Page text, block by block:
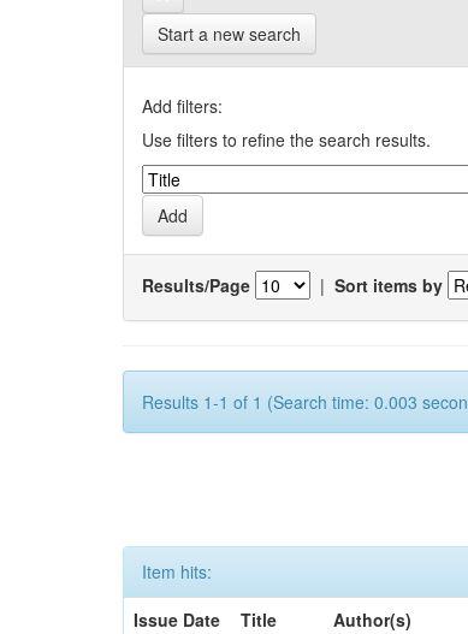
Start a new search
Add filters:
Use filters to refine the search results.
Results/Page | Sort items by
Results 1-1 of 1 (Search time: 0.003
Item hits:
Issue Date
Title
Author(s)